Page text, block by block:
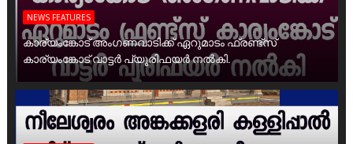
NEWS FEATURES
കാര്യംങ്കോട് അംഗണവാടിക്ക് ഏറുമാടം ഫ്രണ്ട്സ്
കാര്യംങ്കോട് വാട്ടർ പ്യൂരിഫയർ നൽകി.